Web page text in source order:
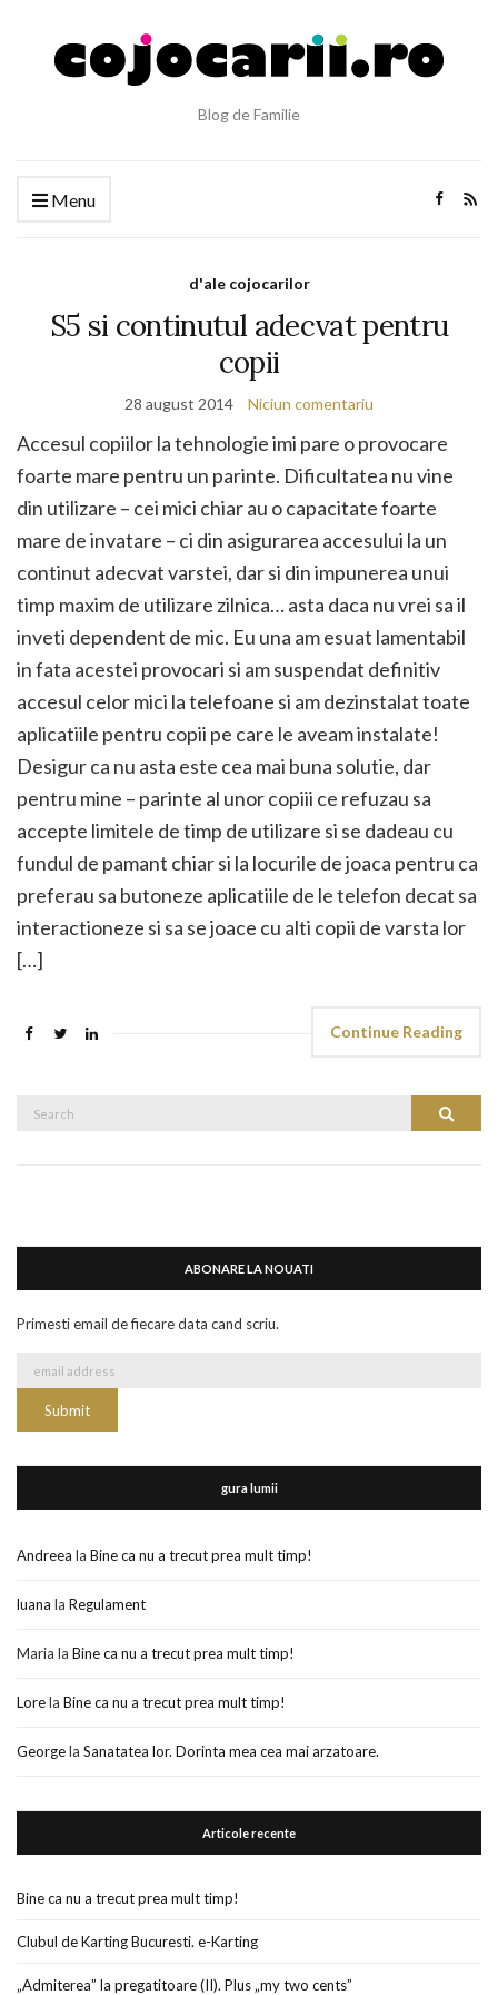
Blog de Familie
Menu
d'ale cojocarilor
S5 si continutul adecvat pentru
copii
28 august 2014 Niciun comentariu
Accesul copiilor la tehnologie imi pare o provocare
foarte mare pentru un parinte. Dificultatea nu vine
din utilizare – cei mici chiar au o capacitate foarte
mare de invatare – ci din asigurarea accesului la un
continut adecvat varstei, dar si din impunerea unui
timp maxim de utilizare zilnica… asta daca nu vrei sa il
inveti dependent de mic. Eu una am esuat lamentabil
in fata acestei provocari si am suspendat definitiv
accesul celor mici la telefoane si am dezinstalat toate
aplicatiile pentru copii pe care le aveam instalate!
Desigur ca nu asta este cea mai buna solutie, dar
pentru mine – parinte al unor copiii ce refuzau sa
accepte limitele de timp de utilizare si se dadeau cu
fundul de pamant chiar si la locurile de joaca pentru ca
preferau sa butoneze aplicatiile de le telefon decat sa
interactioneze si sa se joace cu alti copii de varsta lor
[…]
Continue Reading
Search
ABONARE LA NOUATI
Primesti email de fiecare data cand scriu.
gura lumii
Andreea la Bine ca nu a trecut prea mult timp!
luana la Regulament
Maria la Bine ca nu a trecut prea mult timp!
Lorela Bine ca nu a trecut prea mult timp!
Georgela Sanatatea lor. Dorinta mea cea mai arzatoare.
Articole recente
Bine ca nu a trecut prea mult timp!
Clubul de Karting Bucuresti. e-Karting
„Admiterea” la pregatitoare (II). Plus „my two cents”